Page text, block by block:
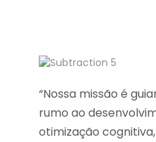
“Nossa missão é
rumo ao
otimização